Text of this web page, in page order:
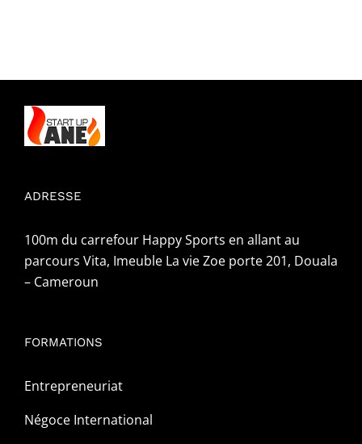
ADRESSE
100m du carrefour Happy Sports en allant au
parcours Vita, Imeuble La vie Zoe porte 201, Douala
– Cameroun
FORMATIONS
Entrepreneuriat
Négoce International